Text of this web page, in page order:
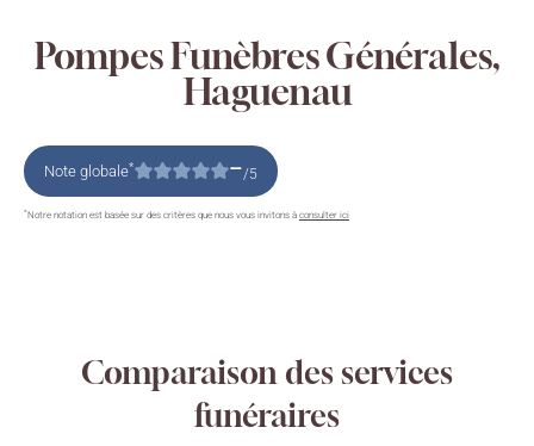
Pompes Funèbres Générales,
Haguenau
Note globale* –/5
*Notre notation est basée sur des critères que nous vous invitons à consulter ici
Comparaison des services
funéraires